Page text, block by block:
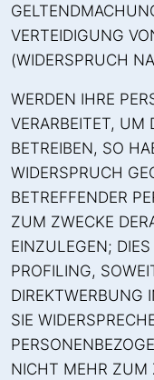
VERTEIDIGUNG
(WIDERSPRUCH
WERDEN IHRE
VERARBEITET, UM
BETREIBEN, SO
WIDERSPRUCH
BETREFFENDER
ZUM ZWECKE
EINZULEGEN;
PROFILING,
DIREKTWERBUNG
SIE
NICHT MEHR ZUM